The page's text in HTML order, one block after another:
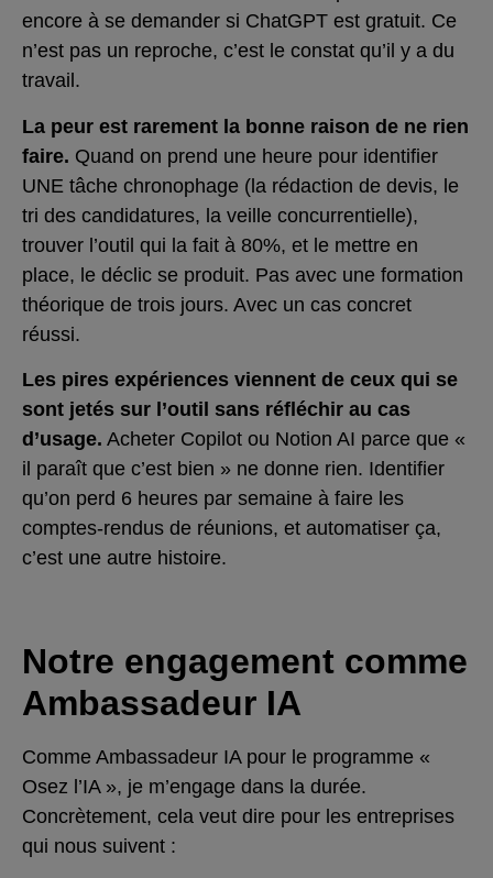
encore à se demander si ChatGPT est gratuit. Ce
n’est pas un reproche, c’est le constat qu’il y a du
travail.
La peur est rarement la bonne raison de ne rien
faire. Quand on prend une heure pour identifier
UNE tâche chronophage (la rédaction de devis, le
tri des candidatures, la veille concurrentielle),
trouver l’outil qui la fait à 80%, et le mettre en
place, le déclic se produit. Pas avec une formation
théorique de trois jours. Avec un cas concret
réussi.
Les pires expériences viennent de ceux qui se
sont jetés sur l’outil sans réfléchir au cas
d’usage. Acheter Copilot ou Notion AI parce que «
il paraît que c’est bien » ne donne rien. Identifier
qu’on perd 6 heures par semaine à faire les
comptes-rendus de réunions, et automatiser ça,
c’est une autre histoire.
Notre engagement comme
Ambassadeur IA
Comme Ambassadeur IA pour le programme «
Osez l’IA », je m’engage dans la durée.
Concrètement, cela veut dire pour les entreprises
qui nous suivent :